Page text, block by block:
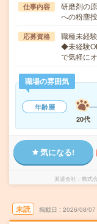
仕事内容
研磨剤の
への粉塵
応募資格
職種未経
◆未経験
で気軽に
職場の雰囲気
年齢層
20代
気になる!
派遣会社 株式
未読 掲載日 2026/08/07